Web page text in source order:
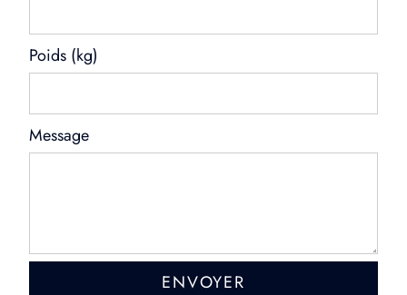
Poids (kg)
Message
ENVOYER